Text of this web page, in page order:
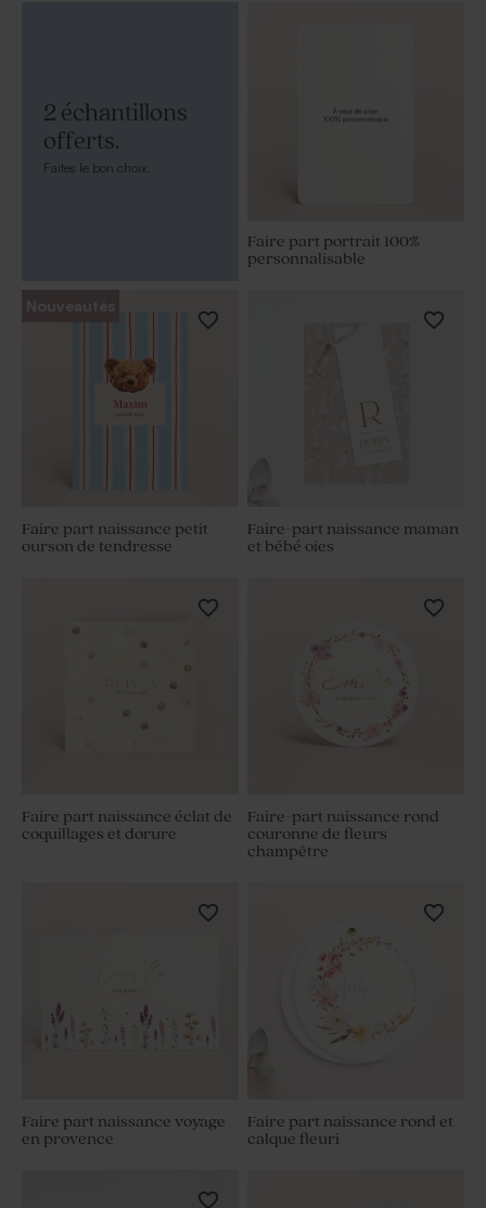
2 échantillons
offerts.
Faites le bon choix.
Faire part portrait 100%
personnalisable
Nouveautés
Faire part naissance petit
ourson de tendresse
Faire-part naissance maman
et bébé oies
Faire part naissance éclat de
coquillages et dorure
Faire-part naissance rond
couronne de fleurs
champêtre
Faire part naissance voyage
en provence
Faire part naissance rond et
calque fleuri